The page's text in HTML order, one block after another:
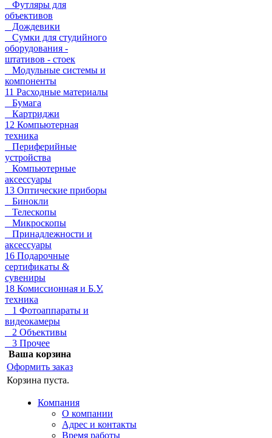
Футляры для
объективов
Дождевики
Сумки для студийного
оборудования -
штативов - стоек
Модульные системы и
компоненты
11 Расходные материалы
Бумага
Картриджи
12 Компьютерная
техника
Периферийные
устройства
Компьютерные
аксессуары
13 Оптические приборы
Бинокли
Телескопы
Микроскопы
Принадлежности и
аксессуары
16 Подарочные
сертификаты &
сувениры
18 Комиссионная и Б.У.
техника
1 Фотоаппараты и
видеокамеры
2 Объективы
3 Прочее
Ваша корзина
Оформить заказ
Корзина пуста.
Компания
О компании
Адрес и контакты
Время работы